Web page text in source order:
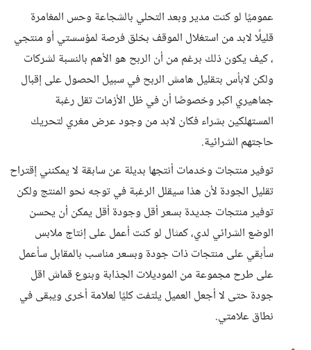
عموميًا لو كنت مدير وبعد التحلي بالشجاعة وحس المغامرة
قليلًا لابد من استغلال الموقف بخلق فرصة لمؤسستي أو منتجي
، كيف يكون ذلك برغم من أن الربح هو الأهم بالنسبة لشركات
ولكن لابأس بتقليل هامش الربح في سبيل الحصول على إقبال
جماهيري اكبر وخصوصًا أن في ظل الأزمات تقل رغبة
المستهلكين بشراء فكان لابد من وجود عرض مغري لتحريك
حاجتهم الشرائية.
توفير منتجات وخدمات أنتجها بديلة عن سابقة لا يمكنني إقتراح
تقليل الجودة لأن هذا سيقلل الرغبة في توجه نحو المنتج ولكن
توفير منتجات جديدة بسعر أقل وجودة أقل يمكن أن يحسن
الوضع الشرائي لدي، كمثال لو كنت أعمل على إنتاج ملابس
سأبقي على منتجات ذات جودة وبسعر مناسب بالمقابل سأعمل
على طرح مجموعة من الموديلات الجذابة وبنوع قماش اقل
جودة حتى لا أجعل العميل يلتفت كليًا لعلامة أخرى ويبقى في
نطاق علامتي.